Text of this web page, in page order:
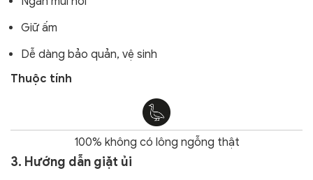
Giữ ấm
Dễ dàng bảo quản, vệ sinh
Thuộc tính
100% không có lông ngỗng thật
3. Hướng dẫn giặt ủi